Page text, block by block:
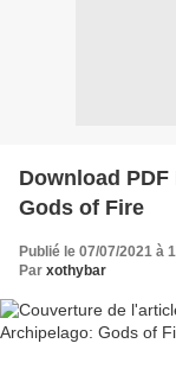
Download
Gods of Fire
Publié le 07/07/2021 à
Par xothybar